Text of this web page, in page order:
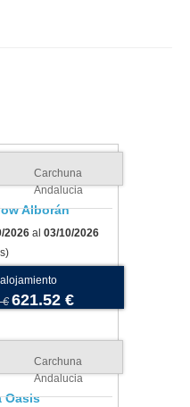
Carchuna
Andalucia
Alborán
2026 al 03/10/2026
€ 621.52 €
Carchuna
Andalucia
Oasis